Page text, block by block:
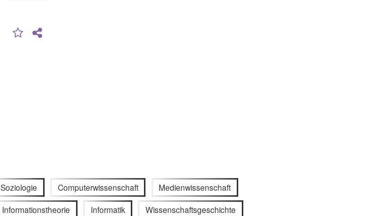
Soziologie Computerwissenschaft Medienwissenschaft
Informationstheorie Informatik Wissenschaftsgeschichte